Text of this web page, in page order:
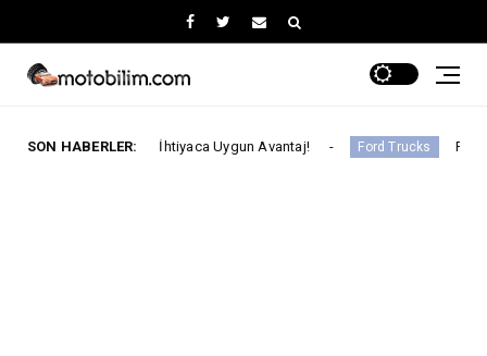
SON HABERLER:
Her İhtiyaca Uygun Avantaj! Ford Trucks Ford Trucks İle Iveco